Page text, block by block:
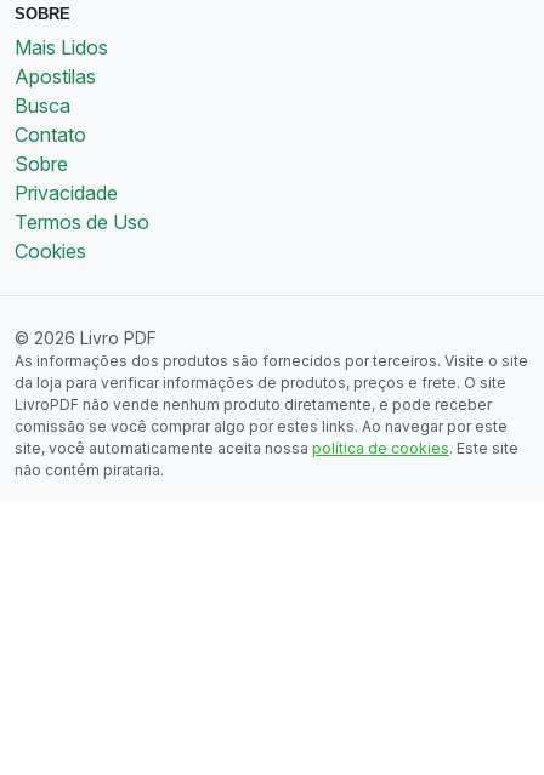
SOBRE
Mais Lidos
Apostilas
Busca
Contato
Sobre
Privacidade
Termos de Uso
Cookies
© 2026 Livro PDF
As informações dos produtos são fornecidos por terceiros. Visite o site
da loja para verificar informações de produtos, preços e frete. O site
LivroPDF não vende nenhum produto diretamente, e pode receber
comissão se você comprar algo por estes links. Ao navegar por este
site, você automaticamente aceita nossa política de cookies. Este site
não contém pirataria.